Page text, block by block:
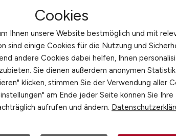
unser Ziel, weltweit so vielen
zweite Chance auf Leben zu
Stammzelltransplantationen zu
Patient:innen zu helfen, brauchen
engagierten und
DKMS Group gGmbH
25.07.2026 Dresden
Cookies
Ihnen unsere Website bestmöglich und mit
sind einige Cookies für die Nutzung und
andere Cookies dabei helfen, Ihnen
Sie dienen außerdem anonymen
klicken, stimmen Sie der Verwendung aller
am Ende jeder Seite können Sie Ihre
aufrufen und ändern.